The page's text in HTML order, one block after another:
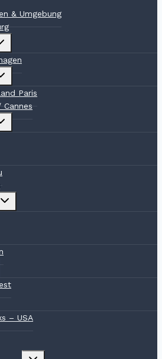
& Umgebung
Paris
Cannes
Untermenü
– USA
Untermenü